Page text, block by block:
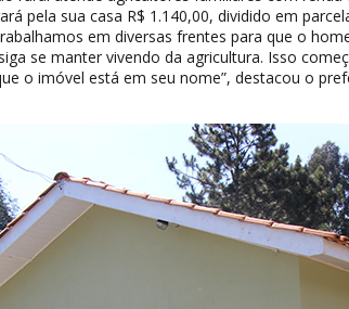
pela sua casa R$ 1.140,00, dividido em
em diversas frentes para que o
se manter vivendo da agricultura. Isso
o imóvel está em seu nome”, destacou o